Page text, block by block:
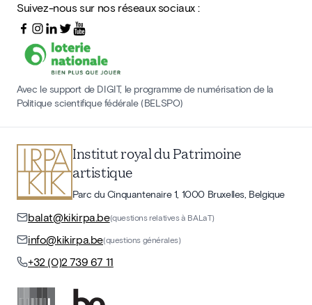
Suivez-nous sur nos réseaux sociaux :
Avec le support de DIGIT, le programme de numérisation de la
Politique scientifique fédérale (BELSPO)
Institut royal du Patrimoine
artistique
Parc du Cinquantenaire 1, 1000 Bruxelles, Belgique
balat@kikirpa.be(questions relatives à BALaT)
info@kikirpa.be(questions générales)
+32 (0)2 739 67 11